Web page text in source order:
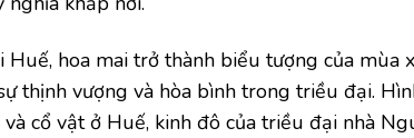
Huế, hoa mai trở thành biểu tượng của mùa
thịnh vượng và hòa bình trong triều đại.
cổ vật ở Huế, kinh đô của triều đại nhà